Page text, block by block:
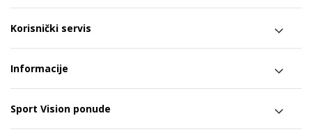
Korisnički servis
Informacije
Sport Vision ponude